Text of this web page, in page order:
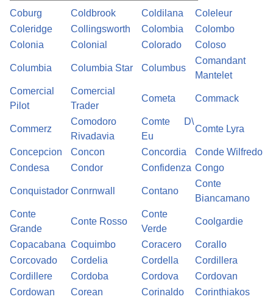
Coburg Coldbrook Coldilana
Coleleur
Coleridge
Collingsworth Colombia
Colombo
Colonia
Colonial Colorado Coloso
Columbia Columbia Star Columbus
Comandant
Mantelet
Comercial
Pilot
Comercial
Trader
Cometa Commack
Commerz
Comodoro
Rivadavia
Comte D\
Eu
Comte Lyra
Concepcion Concon Concordia
Conde Wilfredo
Condesa
Condor Confidenza Congo
Conquistador Conrnwall Contano
Conte
Biancamano
Conte
Grande
Conte Rosso
Conte
Verde
Coolgardie
Copacabana Coquimbo Coracero
Corallo
Corcovado
Cordelia Cordella
Cordillera
Cordillere
Cordoba Cordova
Cordovan
Cordowan
Corean Corinaldo Corinthiakos